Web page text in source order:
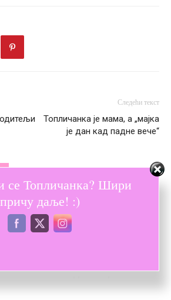
Следећи текст
Топличанка је мама, а „мајка
је дан кад падне вече“
у леђима који се шири: сигнал
кичма трпи
темпо свакодневице
се Топличанка? Шири
причу даље! :)